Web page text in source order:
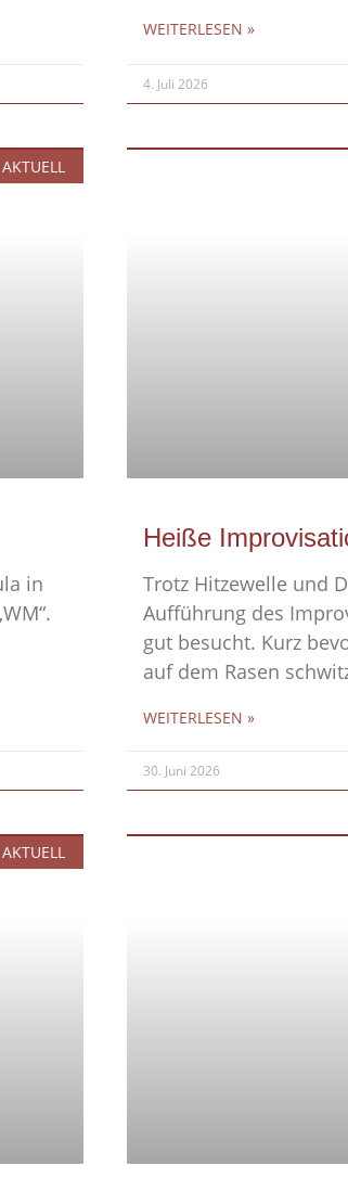
WEITERLESEN »
4. Juli 2026
AKTUELL
in
Heiße
Trotz Hitzewelle und
Aufführung des
gut besucht. Kurz
auf dem Rasen
WEITERLESEN »
30. Juni 2026
AKTUELL